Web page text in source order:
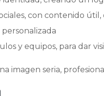
con contenido
y equipos, para dar
imagen seria,